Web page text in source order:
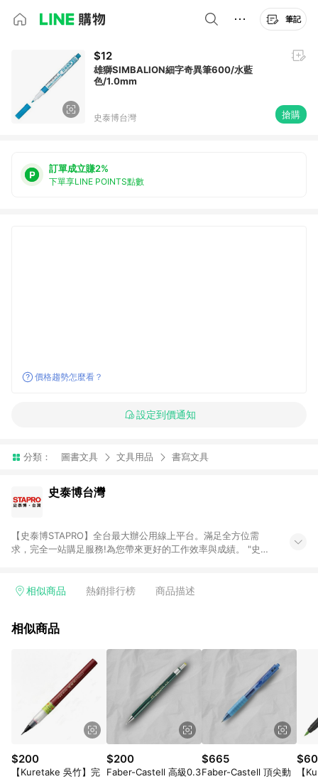
筆記
$12
雄獅SIMBALION細字奇異筆600/水藍
色/1.0mm
史泰博台灣 搶購
訂單成立賺2%
下單享LINE POINTS點數
價格趨勢怎麼看？
設定到價通知
分類： 圖書文具 文具用品 書寫文具
史泰博台灣
【史泰博STAPRO】全台最大辦公用線上平台。滿足全方位需
求，完全一站購足服務!為您帶來更好的工作效率與成績。 "史泰
機器、3C及電腦週邊、辦公傢俱、生活用、茶水間用品、名片及
瀏覽器於 24 小時內結帳才享有回饋。 (2) 訂單未滿免運門檻750
相似商品 熱銷排行榜 商品描述
相似商品
$200
【Kuretake 吳竹】完
$200
Faber-Castell 高級0.3
$665
Faber-Castell 頂尖動
$60
【